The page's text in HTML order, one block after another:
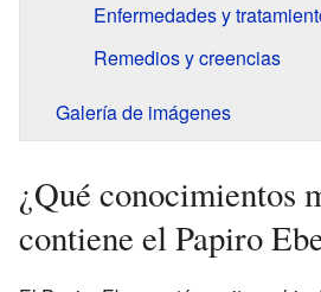
Enfermedades y
Remedios y creencias
Galería de imágenes
¿Qué conocimientos
contiene el Papiro